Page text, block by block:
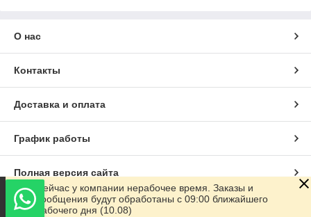
О нас
Контакты
Доставка и оплата
График работы
Полная версия сайта
Сайт создан на маркетплейсе
Сейчас у компании нерабочее время. Заказы и
сообщения будут обработаны с 09:00 ближайшего
рабочего дня (10.08)